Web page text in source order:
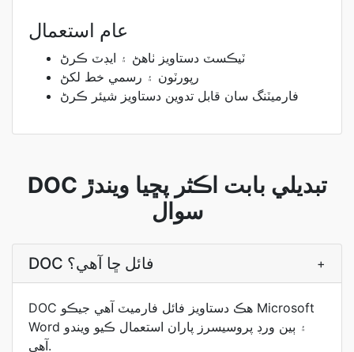
عام استعمال
ٽيڪسٽ دستاويز ٺاهڻ ۽ ايڊٽ ڪرڻ
رپورٽون ۽ رسمي خط لکڻ
فارميٽنگ سان قابل تدوين دستاويز شيئر ڪرڻ
DOC تبديلي بابت اڪثر پڇيا ويندڙ
سوال
DOC فائل ڇا آھي؟ +
DOC هڪ دستاويز فائل فارميٽ آهي جيڪو Microsoft
Word ۽ ٻين ورڊ پروسيسرز پاران استعمال ڪيو ويندو
آهي.